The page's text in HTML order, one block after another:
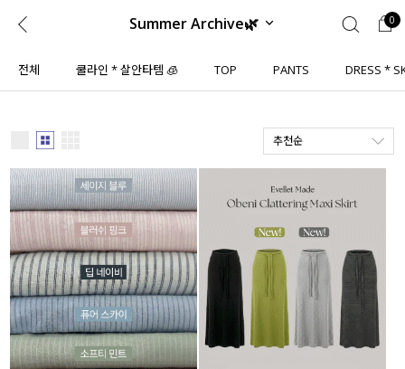
로그인 0
ENG
JP
회원혜택 입
CATEGORY COMMUNITY
도착보장⚡
인플루언서 pick!
신상 5%
베스트
익스클루시브
아우터
Summer Archive🌿 0
전체 쿨라인 * 살안타템 🧊 TOP PANTS DRESS *
추천순